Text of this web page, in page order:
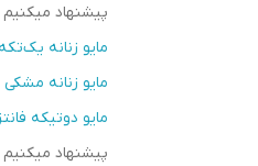
پیشنهاد
مایو زنانه
مایو زنانه
مایو دوتیکه
پیشنهاد